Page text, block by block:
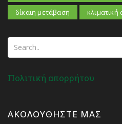
δίκαιη μετάβαση
κλιματική
Πολιτική απορρήτου
ΑΚΟΛΟΥΘΉΣΤΕ ΜΑΣ